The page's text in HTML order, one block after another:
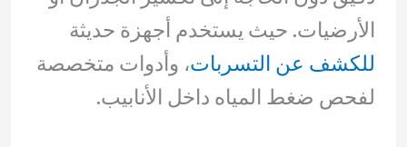
الأرضيات. حيث يستخدم أجهزة حديثة
للكشف عن التسربات، وأدوات متخصصة
لفحص ضغط المياه داخل الأنابيب.